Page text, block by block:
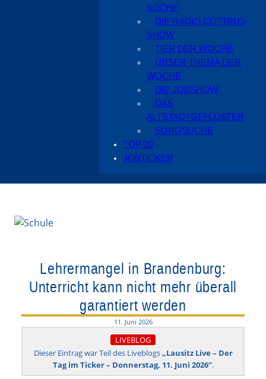
KÜCHE
DIE RADIO COTTBUS
SHOW
TIER DER WOCHE
UNSER THEMA DER
WOCHE
DIE JOBSHOW
DAS
ALTSTADTGEFLÜSTER
SONGSUCHE
TOP 20
JOBTICKER
Lehrermangel in Brandenburg:
Unterricht kann nicht mehr überall
garantiert werden
11. Juni 2026
LIVEBLOG
Dieser Eintrag war Teil des Liveblogs„Lausitz Live – Der
Tag im Ticker – Donnerstag, 11. Juni 2026“.